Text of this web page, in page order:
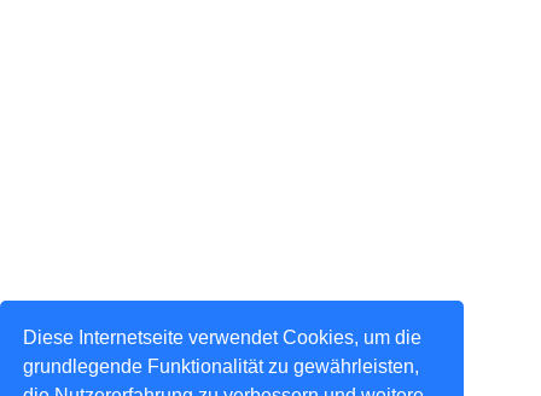
Diese Internetseite verwendet Cookies, um die
grundlegende Funktionalität zu gewährleisten,